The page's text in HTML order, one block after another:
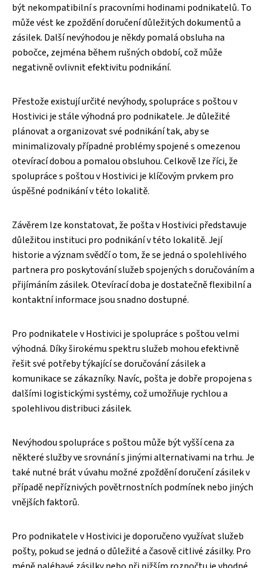
být nekompatibilní s pracovními hodinami podnikatelů. To
může vést ke zpoždění doručení důležitých dokumentů a
zásilek. Další nevýhodou je někdy pomalá obsluha na
pobočce, zejména během rušných období, což může
negativně ovlivnit efektivitu podnikání.
Přestože existují určité nevýhody, spolupráce s poštou v
Hostivici je stále výhodná pro podnikatele. Je důležité
plánovat a organizovat své podnikání tak, aby se
minimalizovaly případné problémy spojené s omezenou
otevírací dobou a pomalou obsluhou. Celkově lze říci, že
spolupráce s poštou v Hostivici je klíčovým prvkem pro
úspěšné podnikání v této lokalitě.
Závěrem lze konstatovat, že pošta v Hostivici představuje
důležitou instituci pro podnikání v této lokalitě. Její
historie a význam svědčí o tom, že se jedná o spolehlivého
partnera pro poskytování služeb spojených s doručováním a
přijímáním zásilek. Otevírací doba je dostatečně flexibilní a
kontaktní informace jsou snadno dostupné.
Pro podnikatele v Hostivici je spolupráce s poštou velmi
výhodná. Díky širokému spektru služeb mohou efektivně
řešit své potřeby týkající se doručování zásilek a
komunikace se zákazníky. Navíc, pošta je dobře propojena s
dalšími logistickými systémy, což umožňuje rychlou a
spolehlivou distribuci zásilek.
Nevýhodou spolupráce s poštou může být vyšší cena za
některé služby ve srovnání s jinými alternativami na trhu. Je
také nutné brát v úvahu možné zpoždění doručení zásilek v
případě nepříznivých povětrnostních podmínek nebo jiných
vnějších faktorů.
Pro podnikatele v Hostivici je doporučeno využívat služeb
pošty, pokud se jedná o důležité a časově citlivé zásilky. Pro